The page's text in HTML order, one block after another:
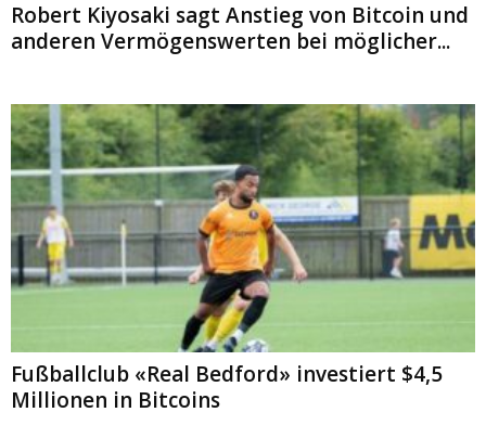
Robert Kiyosaki sagt Anstieg von Bitcoin und
anderen Vermögenswerten bei möglicher...
Fußballclub «Real Bedford» investiert $4,5
Millionen in Bitcoins